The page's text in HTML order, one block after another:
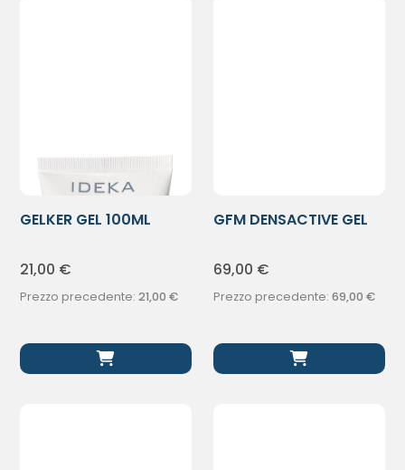
GELKER GEL 100ML
21,00 €
Prezzo precedente:21,00 €
GFM DENSACTIVE GEL
69,00 €
Prezzo precedente: 69,00 €